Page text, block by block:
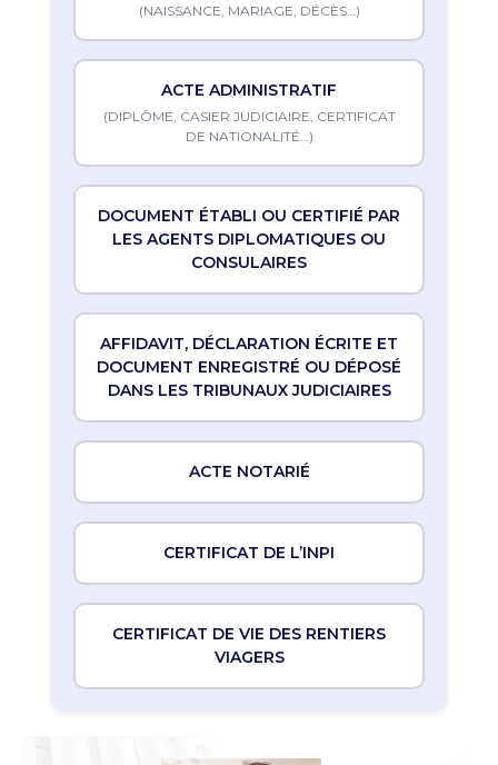
(NAISSANCE, MARIAGE, DÉCÈS…)
ACTE ADMINISTRATIF
(DIPLÔME, CASIER JUDICIAIRE, CERTIFICAT
DE NATIONALITÉ…)
DOCUMENT ÉTABLI OU CERTIFIÉ PAR
LES AGENTS DIPLOMATIQUES OU
CONSULAIRES
AFFIDAVIT, DÉCLARATION ÉCRITE ET
DOCUMENT ENREGISTRÉ OU DÉPOSÉ
DANS LES TRIBUNAUX JUDICIAIRES
ACTE NOTARIÉ
CERTIFICAT DE L’INPI
CERTIFICAT DE VIE DES RENTIERS
VIAGERS